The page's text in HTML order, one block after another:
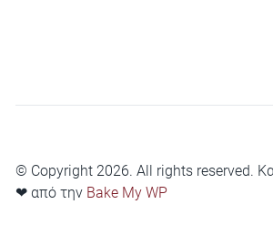
© Copyright 2026. All rights reserved.
❤ από την Bake My WP